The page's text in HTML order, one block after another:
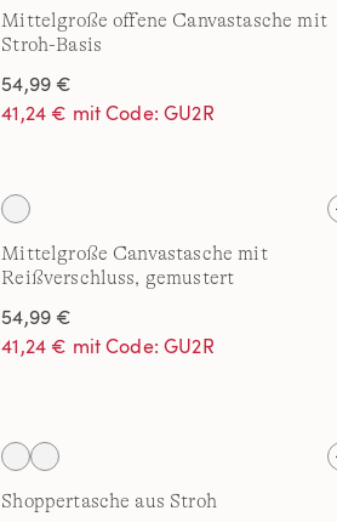
Mittelgroße offene Canvastasche mit
Stroh-Basis
54,99 €
41,24 € mit Code: GU2R
Mittelgroße Canvastasche mit
Reißverschluss, gemustert
54,99 €
41,24 € mit Code: GU2R
Shoppertasche aus Stroh